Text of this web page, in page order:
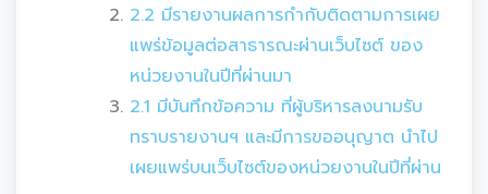
2.2 มีรายงานผลการกำกับติดตามการเผย
แพร่ข้อมูลต่อสาธารณะผ่านเว็บไซต์ ของ
หน่วยงานในปีที่ผ่านมา
2.1 มีบันทึกข้อความ ที่ผู้บริหารลงนามรับ
ทราบรายงานฯ และมีการขออนุญาต นำไป
เผยแพร่บนเว็บไซต์ของหน่วยงานในปีที่ผ่าน